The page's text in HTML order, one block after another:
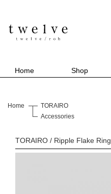
Home Shop
Home
TORAIRO
Accessories
TORAIRO / Ripple Flake Ring